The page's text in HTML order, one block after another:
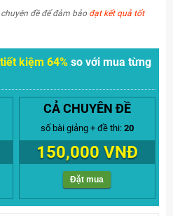
đề để đảm bảo đạt kết quả tốt
tiết kiệm 64% so với mua từng
CẢ CHUYÊN ĐỀ
số bài giảng + đề thi: 20
150,000 VNĐ
Đặt mua